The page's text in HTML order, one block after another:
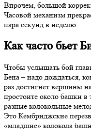
Впрочем, большой
Часовой механизм
пара секунд в неделю.
Как часто бьет
Чтобы услышать бой
Бена – надо дождаться,
раз достигнет вершины
простоите около башки в
разные колокольные
Это Кембриджские
«младшие» колокола